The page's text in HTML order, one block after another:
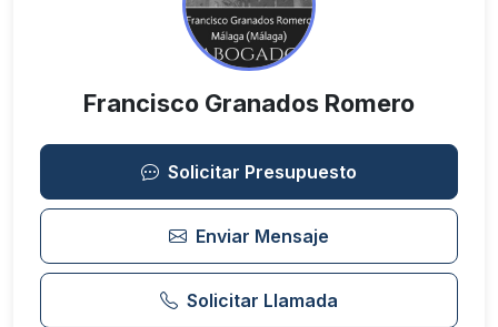
Francisco Granados Romero
Solicitar Presupuesto
Enviar Mensaje
Solicitar Llamada